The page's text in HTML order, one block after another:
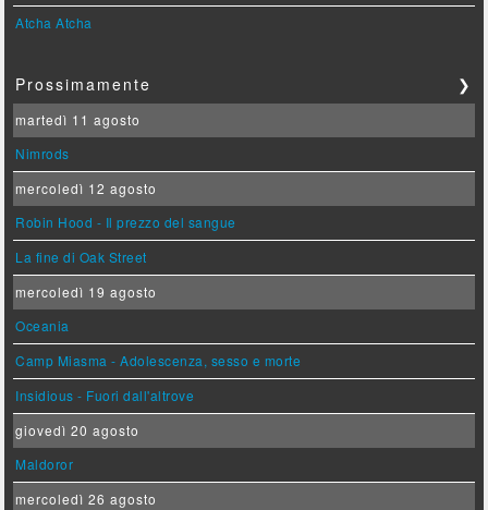
Atcha Atcha
Prossimamente ❯
martedì 11 agosto
Nimrods
mercoledì 12 agosto
Robin Hood - Il prezzo del sangue
La fine di Oak Street
mercoledì 19 agosto
Oceania
Camp Miasma - Adolescenza, sesso e morte
Insidious - Fuori dall'altrove
giovedì 20 agosto
Maldoror
mercoledì 26 agosto